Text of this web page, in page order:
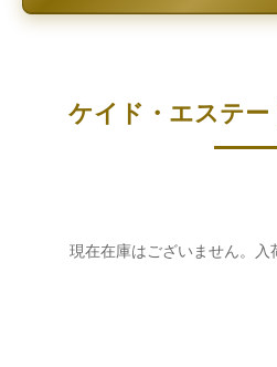
ケイド・エステー
現在在庫はございません。入